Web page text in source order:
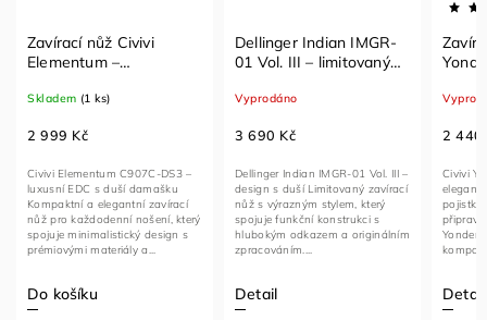
Zavírací nůž Civivi
Elementum –
měděné karbon vlákno,
Skladem (1 ks)
2 999 Kč
Do košíku
Civivi Elementum C907C-DS3 –
luxusní EDC s duší damašku
Kompaktní a elegantní zavírací
nůž pro každodenní nošení, který
spojuje minimalistický design s
prémiovými materiály a...
Dellinger Indian IMGR-
01 Vol. III – limitovaný
Indian Motorcycle
Vyprodáno
3 690 Kč
Detail
Dellinger Indian IMGR-01 Vol. III –
design s duší Limitovaný zavírací
nůž s výrazným stylem, který
spojuje funkční konstrukci s
hlubokým odkazem a originálním
zpracováním....
2 440
Detail
Civivi
Yonder